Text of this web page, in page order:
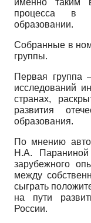
именно таким
процесса в
образовании.
Собранные в
группы.
Первая группа
исследований
странах,
развития
образования.
По мнению
Н.А.
зарубежного
между
сыграть
на пути
России.